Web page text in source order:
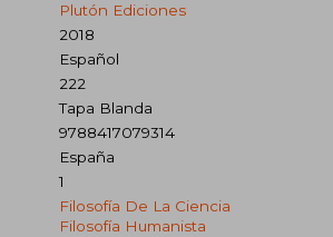
Plutón Ediciones
2018
Español
222
Tapa Blanda
9788417079314
España
1
Filosofía De La Ciencia
Filosofía Humanista